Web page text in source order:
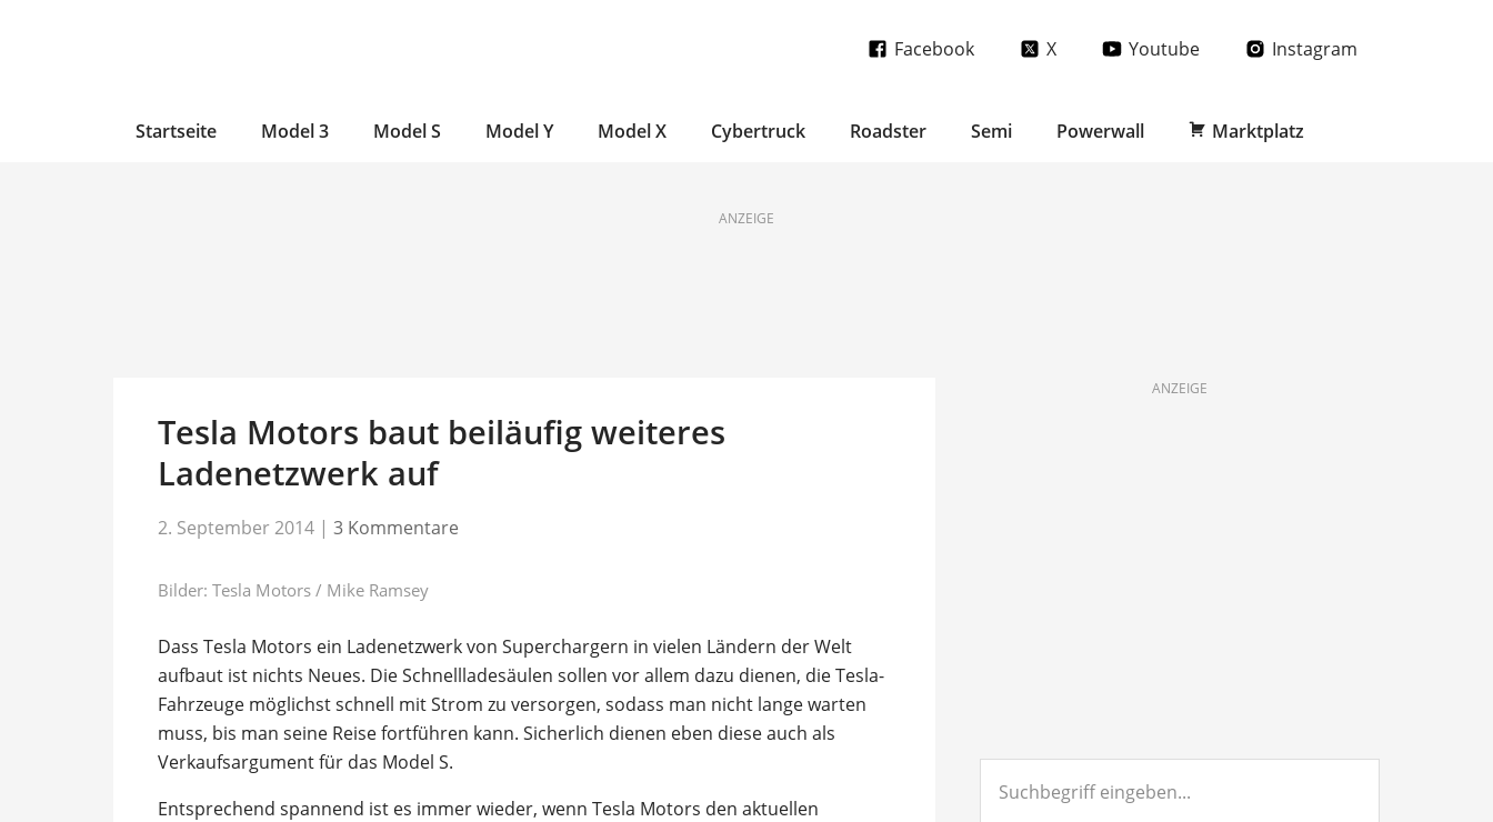
Facebook X Youtube Instagram
Startseite Model 3 Model S Model Y Model X Cybertruck Roadster Semi Powerwall Marktplatz
ANZEIGE
Tesla Motors baut beiläufig weiteres
Ladenetzwerk auf
2. September 2014 | 3 Kommentare
Bilder: Tesla Motors / Mike Ramsey
Dass Tesla Motors ein Ladenetzwerk von Superchargern in vielen Ländern der Welt
aufbaut ist nichts Neues. Die Schnellladesäulen sollen vor allem dazu dienen, die Tesla-
Fahrzeuge möglichst schnell mit Strom zu versorgen, sodass man nicht lange warten
muss, bis man seine Reise fortführen kann. Sicherlich dienen eben diese auch als
Verkaufsargument für das Model S.
Entsprechend spannend ist es immer wieder, wenn Tesla Motors den aktuellen
ANZEIGE
eingeben...